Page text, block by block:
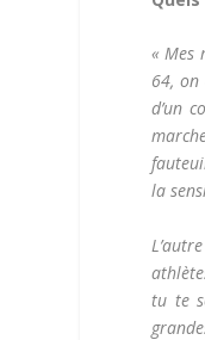
« Mes
64,
d’un
la
tu te